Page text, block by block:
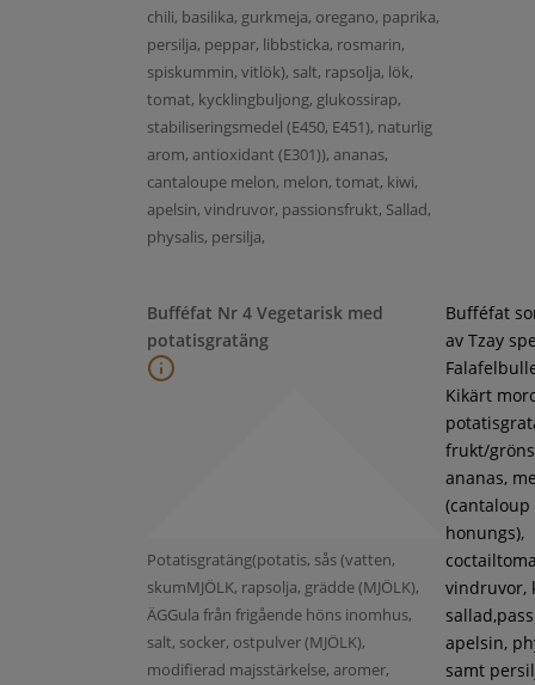
chili, basilika, gurkmeja, oregano, paprika,
persilja, peppar, libbsticka, rosmarin,
spiskummin, vitlök), salt, rapsolja, lök,
tomat, kycklingbuljong, glukossirap,
stabiliseringsmedel (E450, E451), naturlig
arom, antioxidant (E301)), ananas,
cantaloupe melon, melon, tomat, kiwi,
apelsin, vindruvor, passionsfrukt, Sallad,
physalis, persilja,
Bufféfat Nr 4 Vegetarisk med
potatisgratäng
Potatisgratäng(potatis, sås (vatten,
skumMJÖLK, rapsolja, grädde (MJÖLK),
ÄGGula från frigående höns inomhus,
salt, socker, ostpulver (MJÖLK),
modifierad majsstärkelse, aromer,
Bufféfat
av Tzay
Kikärt
frukt/
ananas,
(cantaloup
honungs),
vindruvor,
apelsin,
samt